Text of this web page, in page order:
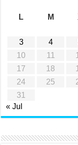
L
M
3
4
10
11
17
18
24
25
31
« Jul